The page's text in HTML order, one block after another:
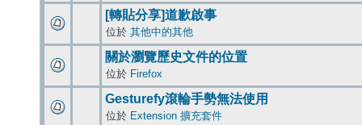
[轉貼分享]道歉啟事
位於 其他中的其他
關於瀏覽歷史文件的位置
位於 Firefox
Gesturefy滾輪手勢無法使用
位於 Extension 擴充套件